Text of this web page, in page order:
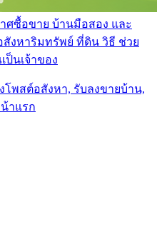
ศซื้อขาย บ้านมือสอง และ
สังหาริมทรัพย์ ที่ดิน วิธี ช่วย
ป็นเจ้าของ
โพสต์อสังหา, รับลงขายบ้าน,
าแรก